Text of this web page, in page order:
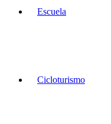
Escuela
Cicloturismo